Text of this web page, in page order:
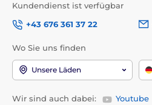
Kundendienst ist verfügbar
+43 676 361 37 22
Wo Sie uns finden
Unsere Läden
Wir sind auch dabei: Youtube